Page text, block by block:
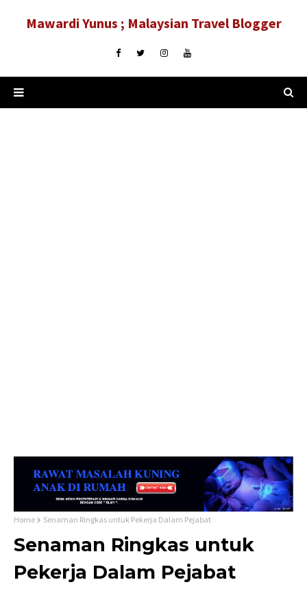
Mawardi Yunus ; Malaysian Travel Blogger
Home Senaman Ringkas untuk Pekerja Dalam Pejabat
Senaman Ringkas untuk
Pekerja Dalam Pejabat